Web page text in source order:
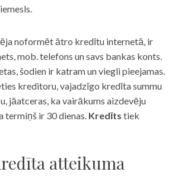
noformēt ātro kredītu internetā, ir
mob. telefons un savs bankas konts.
šodien ir katram un viegli pieejamas.
kreditoru, vajadzīgo kredīta summu
jāatceras, ka vairākums aizdevēju
termiņš ir 30 dienas. Kredīts tiek
atteikuma